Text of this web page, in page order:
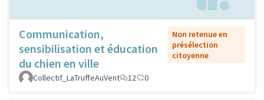
Communication,
sensibilisation et éducation
du chien en ville
Non retenue en
présélection
citoyenne
Collectif_LaTruffeAuVent 12 0